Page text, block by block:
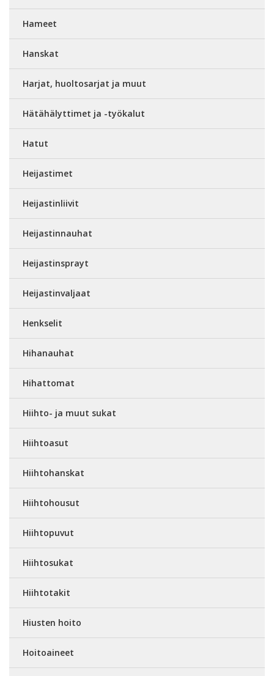
Hameet
Hanskat
Harjat, huoltosarjat ja muut
Hätähälyttimet ja -työkalut
Hatut
Heijastimet
Heijastinliivit
Heijastinnauhat
Heijastinsprayt
Heijastinvaljaat
Henkselit
Hihanauhat
Hihattomat
Hiihto- ja muut sukat
Hiihtoasut
Hiihtohanskat
Hiihtohousut
Hiihtopuvut
Hiihtosukat
Hiihtotakit
Hiusten hoito
Hoitoaineet